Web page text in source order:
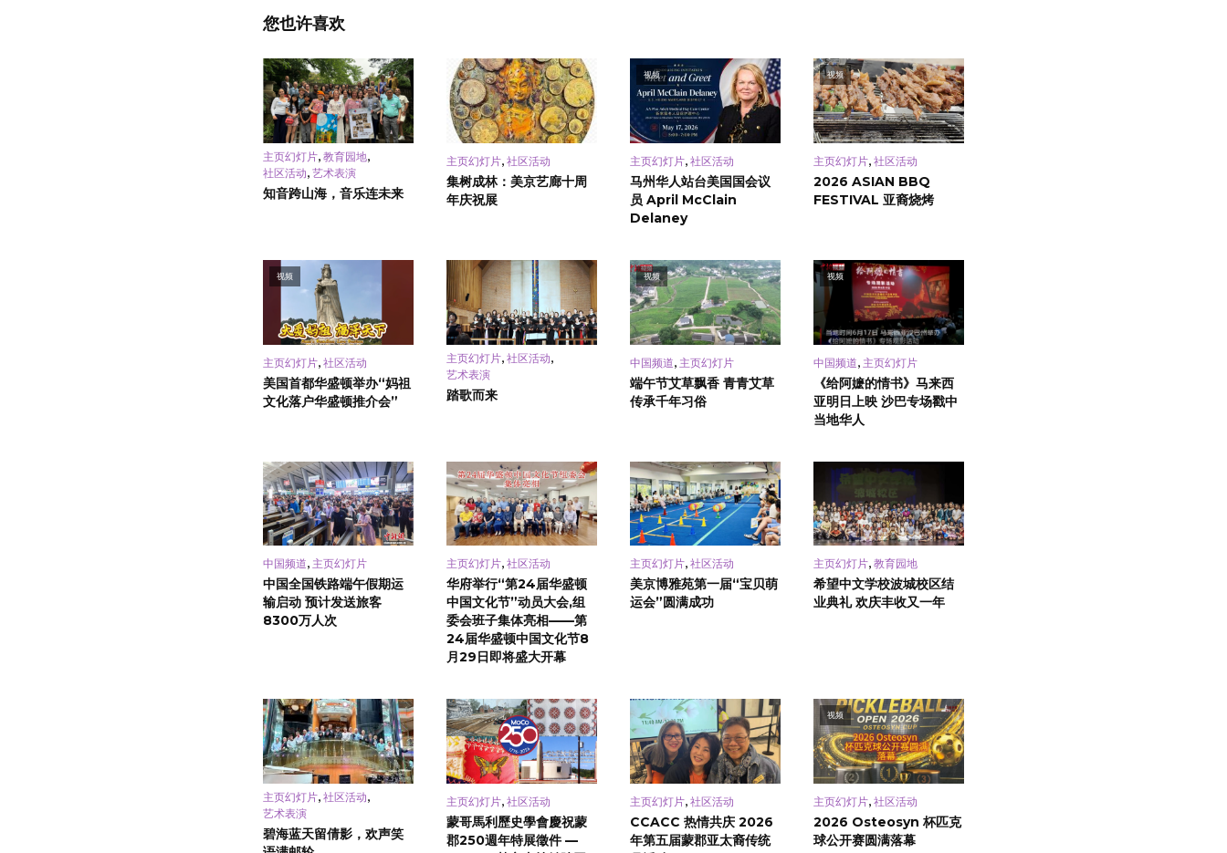
您也许喜欢
主页幻灯片 教育园地
社区活动 艺术表演
知音跨山海，音乐连未来
主页幻灯片 社区活动
集树成林：美京艺廊十周
年庆祝展
视频
主页幻灯片 社区活动
马州华人站台美国国会议
员 April McClain
Delaney
视频
主页幻灯片 社区活动
2026 ASIAN BBQ
FESTIVAL 亚裔烧烤
视频
主页幻灯片 社区活动
美国首都华盛顿举办“妈祖
文化落户华盛顿推介会”
主页幻灯片 社区活动
艺术表演
踏歌而来
视频
中国频道 主页幻灯片
端午节艾草飘香 青青艾草
传承千年习俗
视频
中国频道 主页幻灯片
《给阿嬷的情书》马来西
亚明日上映 沙巴专场戳中
当地华人
中国频道, 主页幻灯片
中国全国铁路端午假期运
输启动 预计发送旅客
8300万人次
主页幻灯片, 社区活动
华府举行“第24届华盛顿
中国文化节”动员大会,组
委会班子集体亮相——第
24届华盛顿中国文化节8
月29日即将盛大开幕
主页幻灯片, 社区活动
美京博雅苑第一届“宝贝萌
运会”圆满成功
主页幻灯片, 教育园地
希望中文学校波城校区结
业典礼 欢庆丰收又一年
主页幻灯片, 社区活动,
艺术表演
碧海蓝天留倩影，欢声笑
主页幻灯片, 社区活动
蒙哥馬利歷史學會慶祝蒙
郡250週年特展徵件 —
主页幻灯片, 社区活动
CCACC 热情共庆 2026
年第五届蒙郡亚太裔传统
视频
主页幻灯片, 社区活动
2026 Osteosyn 杯匹克
球公开赛圆满落幕